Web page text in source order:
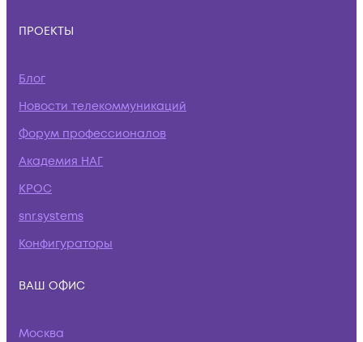
ПРОЕКТЫ
Блог
Новости телекоммуникаций
Форум профессионалов
Академия НАГ
КРОС
snr.systems
Конфигураторы
ВАШ ОФИС
Москва